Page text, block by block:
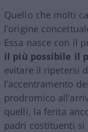
Quello che molti
l’origine
Essa nasce con il
il più possibile il
evitare il ripetersi
l’accentramento
prodromico
quelli, la ferita
padri costituenti